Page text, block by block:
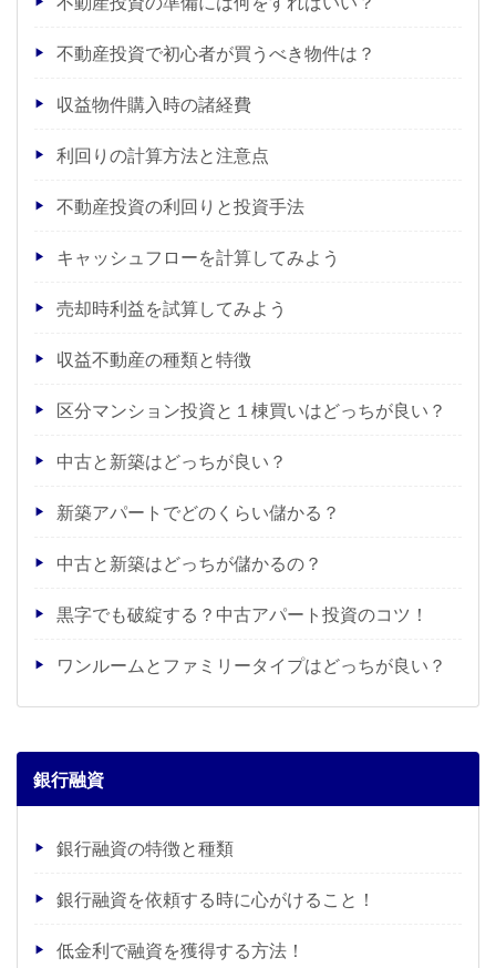
不動産投資で初心者が買うべき物件は？
収益物件購入時の諸経費
利回りの計算方法と注意点
不動産投資の利回りと投資手法
キャッシュフローを計算してみよう
売却時利益を試算してみよう
収益不動産の種類と特徴
区分マンション投資と１棟買いはどっちが良い？
中古と新築はどっちが良い？
新築アパートでどのくらい儲かる？
中古と新築はどっちが儲かるの？
黒字でも破綻する？中古アパート投資のコツ！
ワンルームとファミリータイプはどっちが良い？
銀行融資
銀行融資の特徴と種類
銀行融資を依頼する時に心がけること！
低金利で融資を獲得する方法！